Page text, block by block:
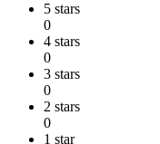
5 stars
0
4 stars
0
3 stars
0
2 stars
0
1 star